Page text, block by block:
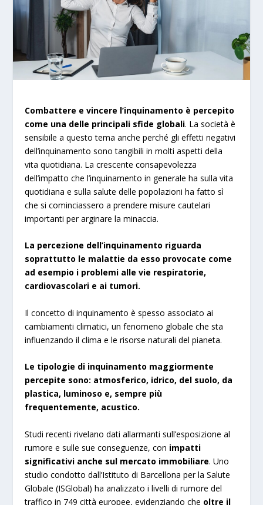
Combattere e vincere l’inquinamento è percepito
come una delle principali sfide globali. La società è
sensibile a questo tema anche perché gli effetti negativi
dell’inquinamento sono tangibili in molti aspetti della
vita quotidiana. La crescente consapevolezza
dell’impatto che l’inquinamento in generale ha sulla vita
quotidiana e sulla salute delle popolazioni ha fatto sì
che si cominciassero a prendere misure cautelari
importanti per arginare la minaccia.
La percezione dell’inquinamento riguarda
soprattutto le malattie da esso provocate come
ad esempio i problemi alle vie respiratorie,
cardiovascolari e ai tumori.
Il concetto di inquinamento è spesso associato ai
cambiamenti climatici, un fenomeno globale che sta
influenzando il clima e le risorse naturali del pianeta.
Le tipologie di inquinamento maggiormente
percepite sono: atmosferico, idrico, del suolo, da
plastica, luminoso e, sempre più
frequentemente, acustico.
Studi recenti rivelano dati allarmanti sull’esposizione al
rumore e sulle sue conseguenze, con impatti
significativi anche sul mercato immobiliare.​ Uno
studio condotto dall’Istituto di Barcellona per la Salute
Globale (ISGlobal) ha analizzato i livelli di rumore del
traffico in 749 città europee, evidenziando che oltre il